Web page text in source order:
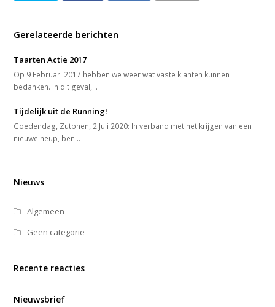
Gerelateerde berichten
Taarten Actie 2017
Op 9 Februari 2017 hebben we weer wat vaste klanten kunnen
bedanken. In dit geval,…
Tijdelijk uit de Running!
Goedendag, Zutphen, 2 Juli 2020: In verband met het krijgen van een
nieuwe heup, ben…
Nieuws
Algemeen
Geen categorie
Recente reacties
Nieuwsbrief